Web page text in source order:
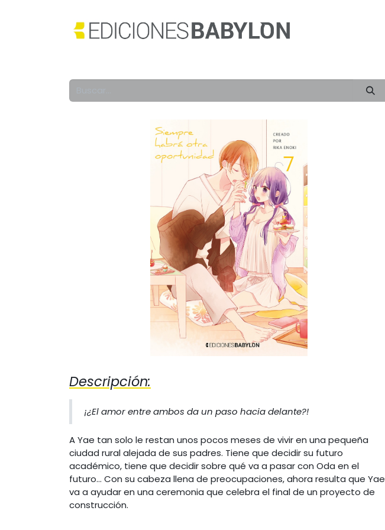
Descripción:
¡¿El amor entre ambos da un paso hacia delante?!
A Yae tan solo le restan unos pocos meses de vivir en una pequeña
ciudad rural alejada de sus padres. Tiene que decidir su futuro
académico, tiene que decidir sobre qué va a pasar con Oda en el
futuro... Con su cabeza llena de preocupaciones, ahora resulta que Yae
va a ayudar en una ceremonia que celebra el final de un proyecto de
construcción.